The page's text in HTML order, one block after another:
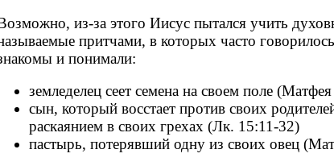
из-за этого Иисус пытался учить
притчами, в которых часто
и понимали:
земледелец сеет семена на своем поле
сын, который восстает против своих
раскаянием в своих грехах (Лк. 15:11-32)
пастырь, потерявший одну из своих овец